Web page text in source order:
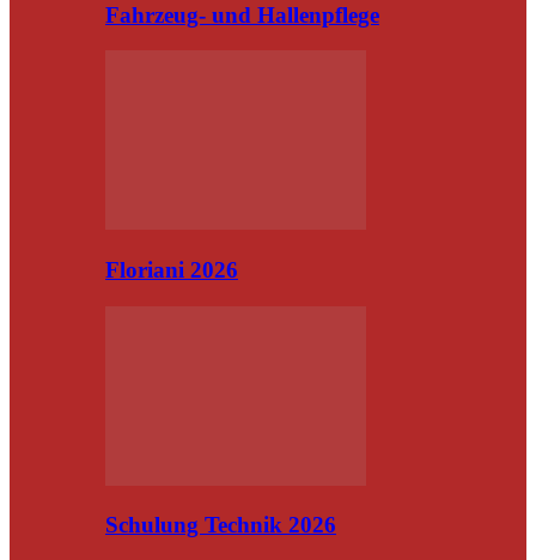
Fahrzeug- und Hallenpflege
Floriani 2026
Schulung Technik 2026